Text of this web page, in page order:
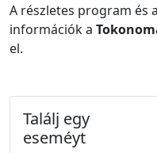
A részletes program és
információk a
el.
Találj egy
eseméyt